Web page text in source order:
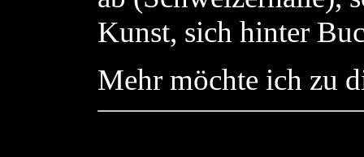
Kunst, sich hinter
Mehr möchte ich zu